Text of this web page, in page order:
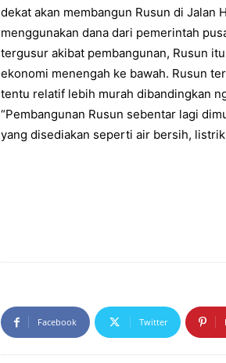
dekat akan membangun Rusun di Jalan
menggunakan dana dari pemerintah
tergusur akibat pembangunan, Rusun
ekonomi menengah ke bawah. Rusun
tentu relatif lebih murah dibandingkan
“Pembangunan Rusun sebentar lagi
yang disediakan seperti air bersih,
Facebook Twitter